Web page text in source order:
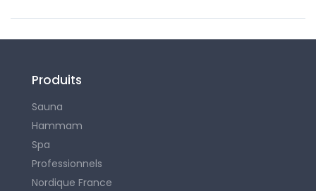
Produits
Sauna
Hammam
Spa
Professionnels
Nordique France